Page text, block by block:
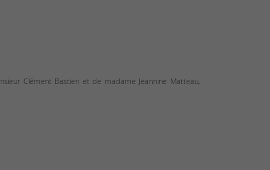
Clément Bastien et de madame Jeannine Matteau,